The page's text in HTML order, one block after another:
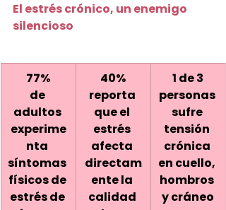
El estrés crónico, un enemigo
silencioso
77%
de
adultos
experime
nta
síntomas
físicos de
estrés de
40%
reporta
que el
estrés
afecta
directam
ente la
calidad
1 de 3
personas
sufre
tensión
crónica
en cuello,
hombros
y cráneo